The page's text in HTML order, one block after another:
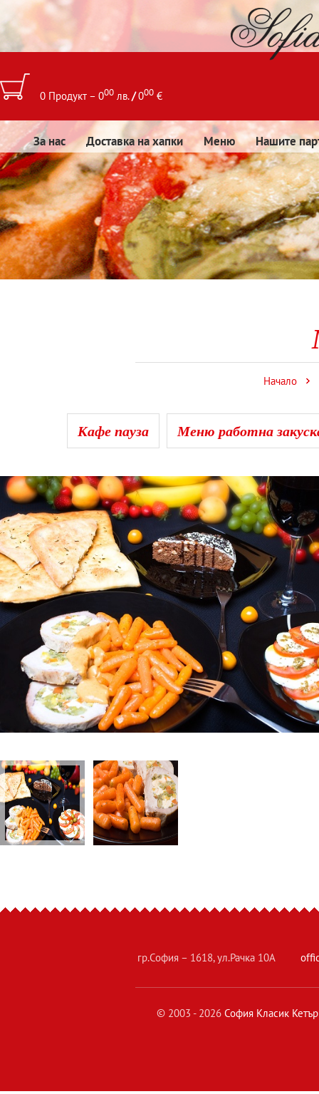
0 Продукт – 000 лв./000 €
За нас Доставка на хапки Меню Нашите
Начало
Кафе пауза Меню работна
гр.София – 1618, ул.Рачка 10А
© 2003 - 2026 София Класик